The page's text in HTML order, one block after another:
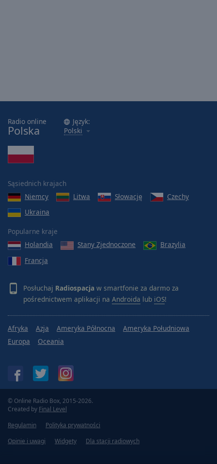
dialog
Radio online
Polska
Język:
Polski
Sąsiednich krajach
Niemcy
Litwa Słowację
Czechy
Ukraina
Popularne kraje
Holandia
Stany Zjednoczone
Brazylia
Francja
Posłuchaj Radiospacja w smartfonie za darmo za
pośrednictwem aplikacji na Androida lub iOS!
Afryka Azja Ameryka Północna
Ameryka Południowa
Europa
Oceania
© Online Radio Box, 2015-2026.
Created by Final Level
Regulamin
Polityka prywatności
Opinie i uwagi
Widgety Dla stacji radiowych